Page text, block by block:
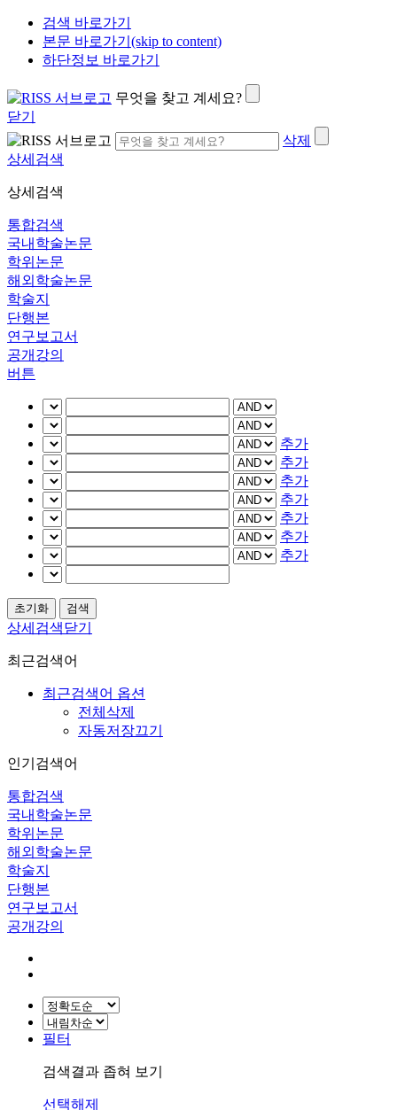
검색 바로가기
본문 바로가기(skip to content)
하단정보 바로가기
무엇을 찾고 계세요?
닫기
삭제
상세검색
상세검색
통합검색
국내학술논문
학위논문
해외학술논문
학술지
단행본
연구보고서
공개강의
버튼
추가
추가
추가
추가
추가
추가
추가
상세검색닫기
최근검색어
최근검색어 옵션
전체삭제
자동저장끄기
인기검색어
통합검색
국내학술논문
학위논문
해외학술논문
학술지
단행본
연구보고서
공개강의
필터
검색결과 좁혀 보기
선택해제